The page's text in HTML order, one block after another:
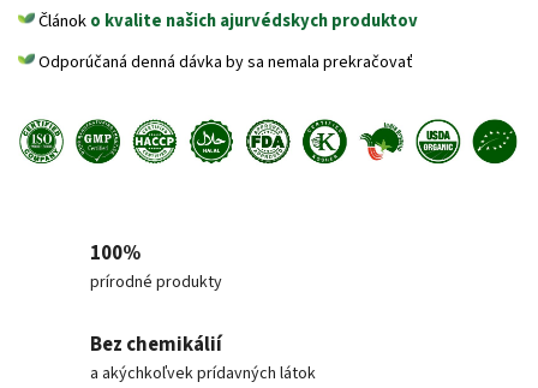
Článoko kvalite našich ajurvédskych produktov
Odporúčaná denná dávka by sa nemala prekračovať
100%
prírodné produkty
Bez chemikálií
a akýchkoľvek prídavných látok